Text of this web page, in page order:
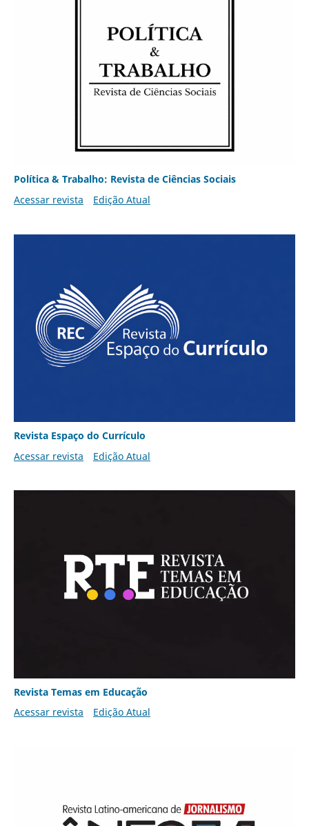
Política & Trabalho: Revista de Ciências Sociais
Acessar revista
Edição Atual
Revista Espaço do Currículo
Acessar revista
Edição Atual
Revista Temas em Educação
Acessar revista
Edição Atual